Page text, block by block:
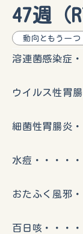
47週（
動向ともう一つ
溶連菌感染症
ウイルス性胃
細菌性胃腸炎
水痘・・・・
おたふく風邪
百日咳・・・